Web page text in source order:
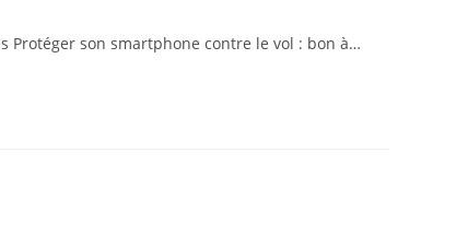
Protéger son smartphone contre le vol : bon à…